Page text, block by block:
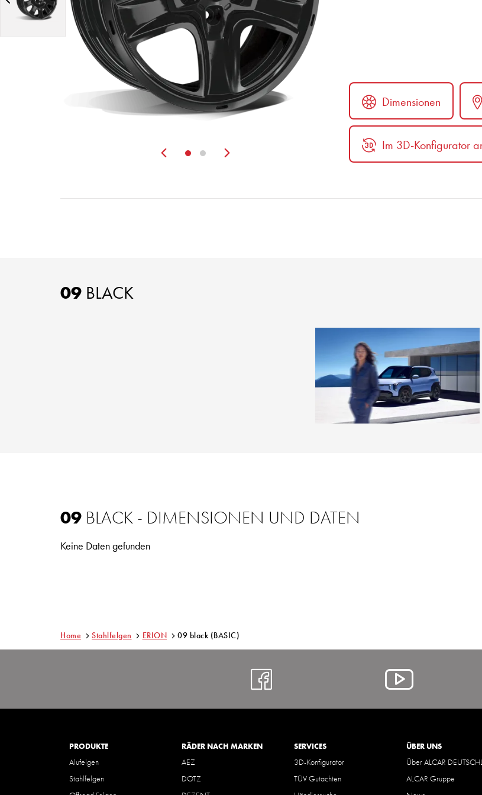
Zurück
Dimensionen
Im 3D-Konfigurator
09 BLACK
09 BLACK - DIMENSIONEN UND DATEN
Keine Daten gefunden
Home Stahlfelgen ERION 09 black (BASIC)
https://
Alcar
PRODUKTE
Alufelgen
Stahlfelgen
RÄDER NACH MARKEN
AEZ
DOTZ
SERVICES
3D-Konfigurator
TÜV Gutachten
ÜBER UNS
Über ALCAR
ALCAR Gruppe